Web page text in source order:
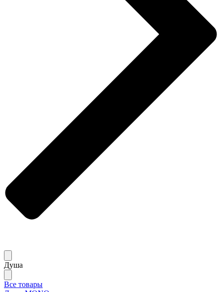
Душа
Все товары